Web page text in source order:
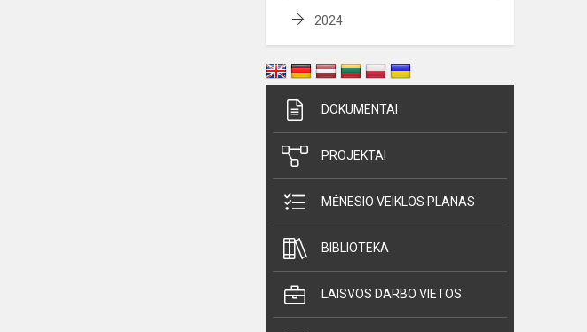
2024
DOKUMENTAI
PROJEKTAI
MĖNESIO VEIKLOS PLANAS
BIBLIOTEKA
LAISVOS DARBO VIETOS